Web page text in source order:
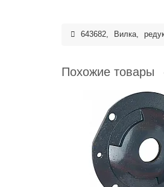
643682, Вилка,
Похожие товары